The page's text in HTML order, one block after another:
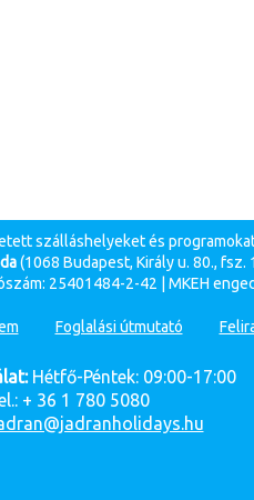
szálláshelyeket és
(1068 Budapest, Király u. 80., fsz.
25401484-2-42 | MKEH
Foglalási útmutató
Hétfő-Péntek: 09:00-17:00
+ 36 1 780 5080